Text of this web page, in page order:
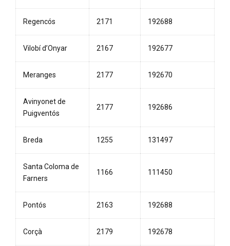
Regencós 2171 192688
Vilobí d’Onyar 2167 192677
Meranges 2177 192670
Avinyonet de
Puigventós
2177 192686
Breda 1255 131497
Santa Coloma de
Farners
1166 111450
Pontós 2163 192688
Corçà 2179 192678